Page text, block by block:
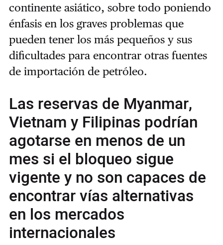
continente asiático, sobre todo poniendo
énfasis en los graves problemas que
pueden tener los más pequeños y sus
dificultades para encontrar otras fuentes
de importación de petróleo.
Las reservas de Myanmar,
Vietnam y Filipinas podrían
agotarse en menos de un
mes si el bloqueo sigue
vigente y no son capaces de
encontrar vías alternativas
en los mercados
internacionales